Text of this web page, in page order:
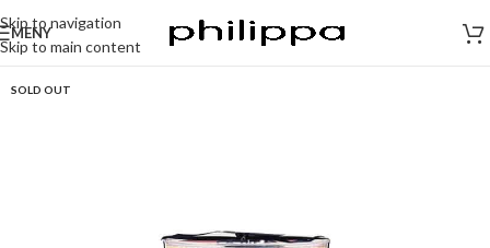
Skip to navigation
Skip to main content
MENY
SOLD OUT